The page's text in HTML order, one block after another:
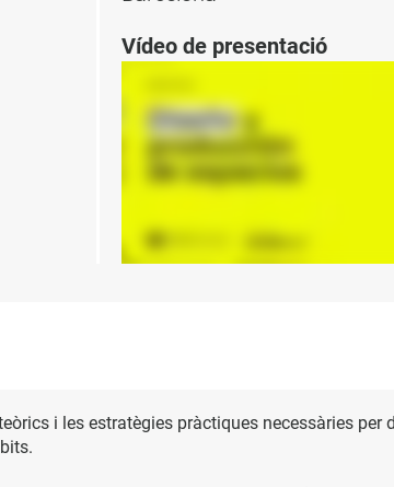
Vídeo de presentació
i les estratègies pràctiques necessàries per